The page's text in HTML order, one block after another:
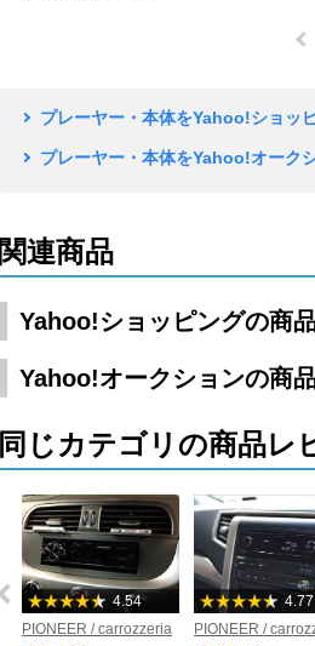
プレーヤー・本体をYahoo!ショッ
プレーヤー・本体をYahoo!オーク
関連商品
Yahoo!ショッピングの商
Yahoo!オークションの商
同じカテゴリの商品レ
4.54
PIONEER / carrozzeria
4.77
PIONEER /